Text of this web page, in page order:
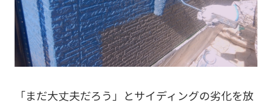
「まだ大丈夫だろう」とサイディングの劣化を放